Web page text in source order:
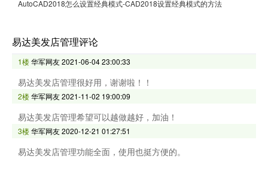
AutoCAD2018怎么设置经典模式-CAD2018设置经典模式的方法
易达美发店管理评论
1楼华军网友2021-06-04 23:00:33
易达美发店管理很好用，谢谢啦！！
2楼华军网友2021-11-02 19:00:09
易达美发店管理希望可以越做越好，加油！
3楼华军网友2020-12-21 01:27:51
易达美发店管理功能全面，使用也挺方便的。